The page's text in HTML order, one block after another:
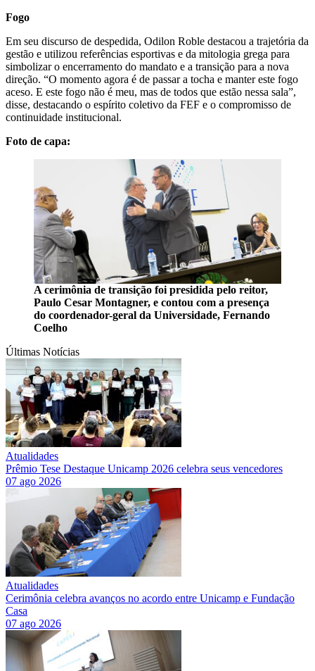
Fogo
Em seu discurso de despedida, Odilon Roble destacou a trajetória da
gestão e utilizou referências esportivas e da mitologia grega para
simbolizar o encerramento do mandato e a transição para a nova
direção. “O momento agora é de passar a tocha e manter este fogo
aceso. E este fogo não é meu, mas de todos que estão nessa sala”,
disse, destacando o espírito coletivo da FEF e o compromisso de
continuidade institucional.
Foto de capa:
A cerimônia de transição foi presidida pelo reitor,
Paulo Cesar Montagner, e contou com a presença
do coordenador-geral da Universidade, Fernando
Coelho
Últimas Notícias
Atualidades
Prêmio Tese Destaque Unicamp 2026 celebra seus vencedores
07 ago 2026
Atualidades
Cerimônia celebra avanços no acordo entre Unicamp e Fundação
Casa
07 ago 2026